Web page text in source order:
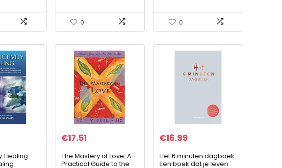
0 0
Healing:
€17.51
The Mastery of Love: A
Practical Guide to the
€16.99
Het 6 minuten dagboek:
Een boek dat je leven